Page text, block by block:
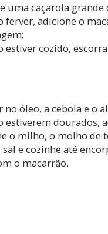
uma caçarola
ferver, adicione o
estiver cozido,
no óleo, a cebola e o
estiverem dourados,
o milho, o molho de
sal e cozinhe até
o macarrão.